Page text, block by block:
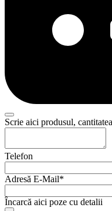
Business
Scrie aici produsul,
Telefon
Adresă E-Mail*
Încarcă aici poze cu detalii